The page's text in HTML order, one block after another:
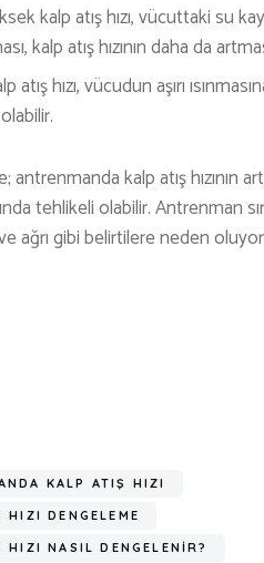
kalp atış hızı, vücuttaki su
kalp atış hızının daha da
atış hızı, vücudun aşırı
kalp atış hızının
tehlikeli olabilir. Antrenman
ağrı gibi belirtilere neden
KALP ATIŞ HIZI
HIZI DENGELEME
HIZI NASIL DENGELENİR?